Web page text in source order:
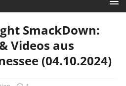
SmackDown:
Videos aus
(04.10.2024)